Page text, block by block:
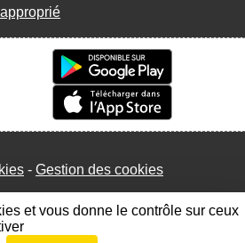
Gestion des cookies
et vous donne le contrôle sur ceux